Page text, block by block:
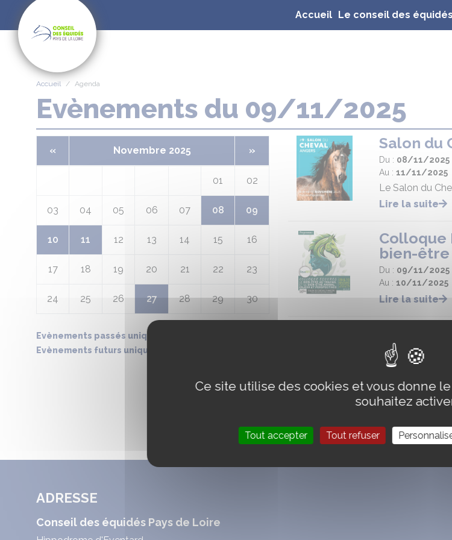
Accueil(current)
Le conseil des équidés
Accueil Agenda
Evènements du 09/11/2025
« Novembre 2025 »
01 02
03 04 05 06 07 08 09
10 11 12 13 14 15 16
17 18 19 20 21 22 23
24 25 26 27 28 29 30
Evènements passés uniquement
Evènements futurs uniquement
Salon du
Du : 08/11/2025
Au : 11/11/2025
Le Salon du
Lire la suite
Colloque
bien-être
Du : 09/11/2025
Au : 10/11/2025
Lire la suite
ADRESSE
Conseil des équidés Pays de Loire
Panneau de gestion des cookies
Ce site utilise des cookies et vous donne
souhaitez
Tout accepter Tout refuser